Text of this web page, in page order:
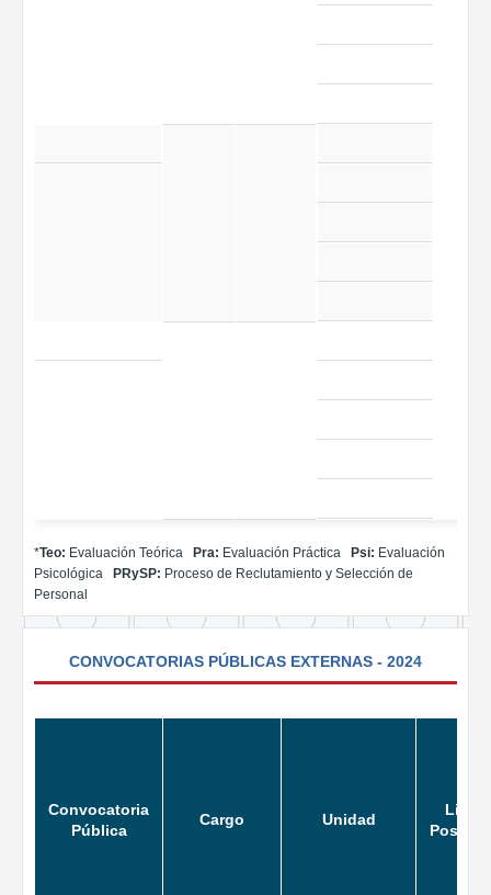
*Teo: Evaluación Teórica Pra: Evaluación Práctica Psi: Evaluación
Psicológica PRySP: Proceso de Reclutamiento y Selección de
Personal
CONVOCATORIAS PÚBLICAS EXTERNAS - 2024
Convocatoria
Pública
Cargo Unidad
Lista